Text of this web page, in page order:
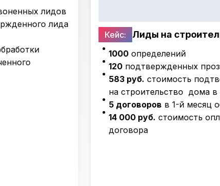
лидов
лида
Кейс: Лиды на
1000 определений
120 подтвержденных
583 руб. стоимость
на строительство дома в
5 договоров в 1-й месяц
14 000 руб. стоимость
договора